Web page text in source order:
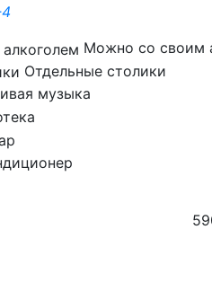
Можно со своим
Отдельные столики
музыка